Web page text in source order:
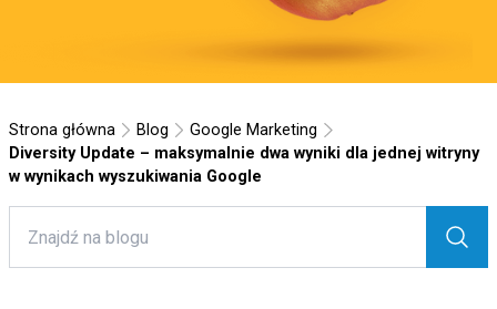
Strona główna Blog
Google Marketing
Diversity Update – maksymalnie dwa wyniki dla jednej witryny
w wynikach wyszukiwania Google